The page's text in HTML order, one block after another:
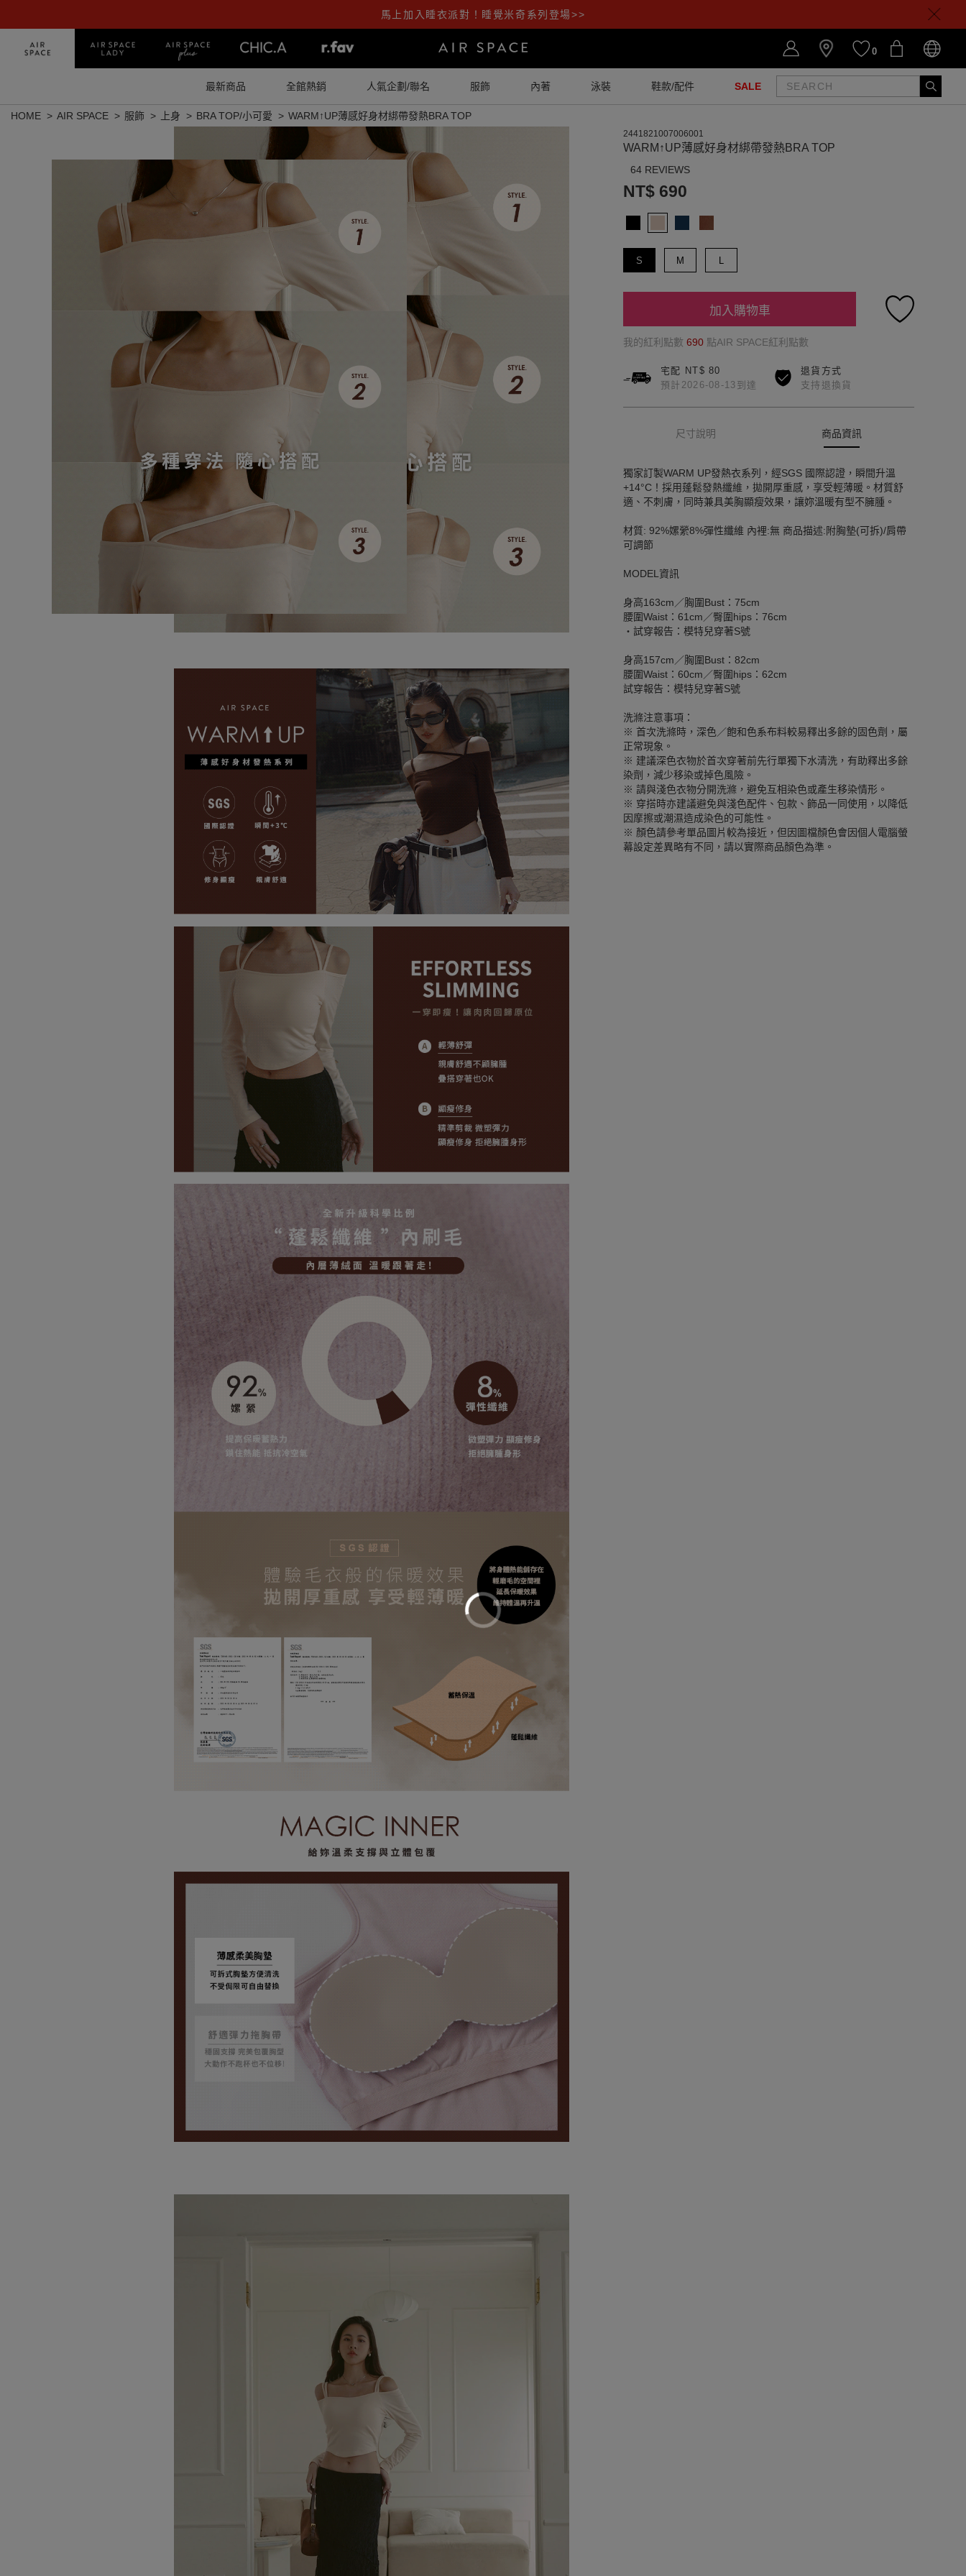
馬上加入睡衣派對！睡覺米奇系列登場>>
0
最新商品 全館熱銷 人氣企劃/聯名 服飾 內著 泳裝 鞋款/配件 SALE
HOME AIR SPACE 服飾 上身 BRA TOP/小可愛 WARM↑UP薄感好身材綁帶發熱BRA TOP
2441821007006001
WARM↑UP薄感好身材綁帶發熱BRA TOP
64 REVIEWS
NT$ 690
S M L
加入購物車
我的紅利點數 690 點AIR SPACE紅利點數
宅配 NT$ 80
預計2026-08-13到達
退貨方式
支持退換貨
尺寸說明 商品資訊
獨家訂製WARM UP發熱衣系列，經SGS 國際認證，瞬間升溫
+14°C！採用蓬鬆發熱纖維，拋開厚重感，享受輕薄暖。材質舒
適、不刺膚，同時兼具美胸顯瘦效果，讓妳溫暖有型不臃腫。
材質: 92%嫘縈8%彈性纖維 內裡:無 商品描述:附胸墊(可拆)/肩帶
可調節
MODEL資訊
身高163cm／胸圍Bust：75cm
腰圍Waist：61cm／臀圍hips：76cm
‧試穿報告：模特兒穿著S號
身高157cm／胸圍Bust：82cm
腰圍Waist：60cm／臀圍hips：62cm
試穿報告：模特兒穿著S號
洗滌注意事項：
※ 首次洗滌時，深色／飽和色系布料較易釋出多餘的固色劑，屬
正常現象。
※ 建議深色衣物於首次穿著前先行單獨下水清洗，有助釋出多餘
染劑，減少移染或掉色風險。
※ 請與淺色衣物分開洗滌，避免互相染色或產生移染情形。
※ 穿搭時亦建議避免與淺色配件、包款、飾品一同使用，以降低
因摩擦或潮濕造成染色的可能性。
※ 顏色請參考單品圖片較為接近，但因圖檔顏色會因個人電腦螢
幕設定差異略有不同，請以實際商品顏色為準。